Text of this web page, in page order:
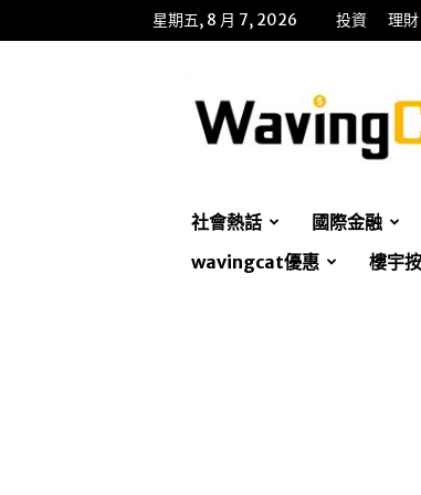
星期五, 8 月 7, 2026 投資 理財
招
財
貓
社會熱話 國際金融
wavingcat優惠
樓宇